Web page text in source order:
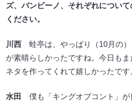
ズ、バンビーノ、それぞれについ
ください。
川西 蛙亭は、やっぱり（10月の）
が素晴らしかったですね。今日も
ネタを作ってくれて嬉しかったです
水田
僕も「キングオブコント」が